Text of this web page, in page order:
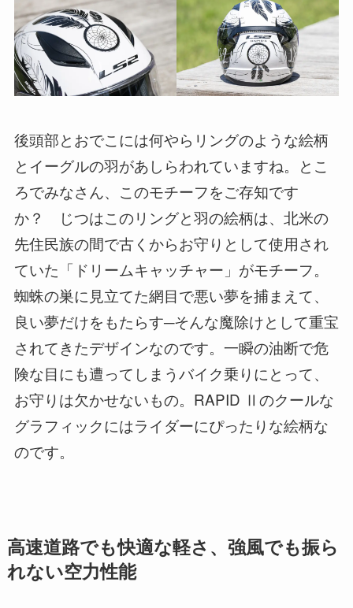
後頭部とおでこには何やらリングのような絵柄
とイーグルの羽があしらわれていますね。とこ
ろでみなさん、このモチーフをご存知です
か？ じつはこのリングと羽の絵柄は、北米の
先住民族の間で古くからお守りとして使用され
ていた「ドリームキャッチャー」がモチーフ。
蜘蛛の巣に見立てた網目で悪い夢を捕まえて、
良い夢だけをもたらす─そんな魔除けとして重宝
されてきたデザインなのです。一瞬の油断で危
険な目にも遭ってしまうバイク乗りにとって、
お守りは欠かせないもの。RAPID Ⅱのクールな
グラフィックにはライダーにぴったりな絵柄な
のです。
高速道路でも快適な軽さ、強風でも振ら
れない空力性能